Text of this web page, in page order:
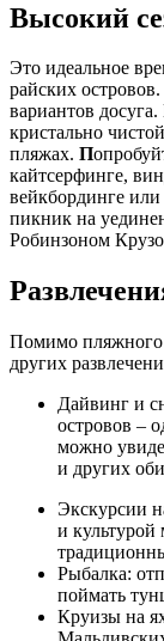
Высокий
Это идеальное
райских
вариантов
кристально
пляжах. П
кайтсерфинге,
вейкбординге
пикник на
Робинзоном
Помимо пляжного
других
Дайвинг и
островов –
можно
и других
Экскурсии
и культурой
Рыбалка:
поймать
Круизы на